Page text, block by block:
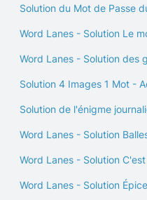
Solution du Mot de Passe
Word Lanes - Solution Le
Word Lanes - Solution des
Solution 4 Images 1 Mot -
Solution de l'énigme
Word Lanes - Solution
Word Lanes - Solution
Word Lanes - Solution